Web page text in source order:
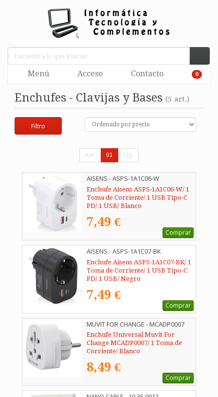
Menú Acceso Contacto 0
Enchufes - Clavijas y Bases (5 art.)
Filtro
Ant. 01 Sig.
AISENS - ASPS-1A1C06-W
Enchufe Aisens ASPS-1A1C06-W/ 1
Toma de Corriente/ 1 USB Tipo-C
PD/ 1 USB/ Blanco
7,49 €
Comprar
AISENS - ASPS-1A1C07-BK
Enchufe Aisens ASPS-1A1C07-BK/ 1
Toma de Corriente/ 1 USB Tipo-C
PD/ 1 USB/ Negro
7,49 €
Comprar
MUVIT FOR CHANGE - MCADP0007
Enchufe Universal Muvit For
Change MCADP0007/ 1 Toma de
Corriente/ Blanco
8,49 €
Comprar